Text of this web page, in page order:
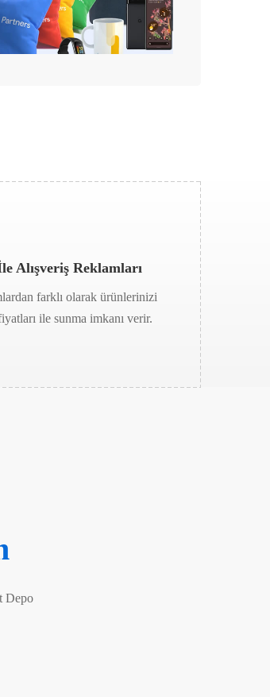
Alışveriş Reklamları
farklı olarak ürünlerinizi
ile sunma imkanı verir.
Depo